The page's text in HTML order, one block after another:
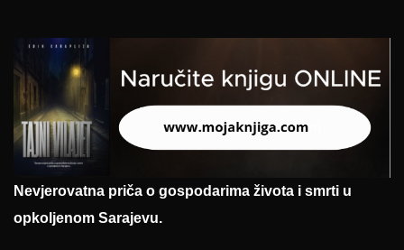
Nevjerovatna priča o gospodarima života i smrti u
opkoljenom Sarajevu.